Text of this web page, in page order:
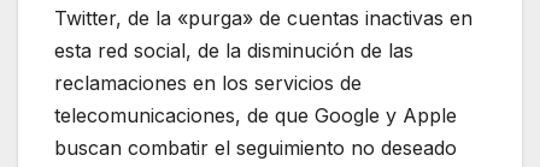
Twitter, de la «purga» de cuentas inactivas en
esta red social, de la disminución de las
reclamaciones en los servicios de
telecomunicaciones, de que Google y Apple
buscan combatir el seguimiento no deseado